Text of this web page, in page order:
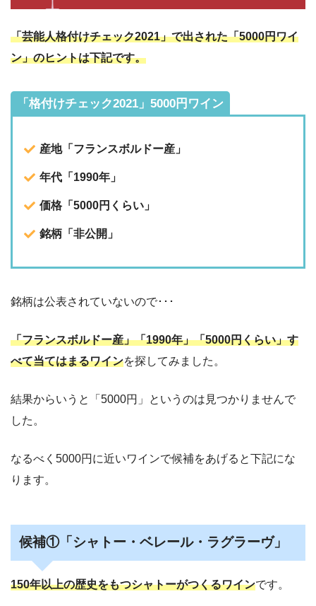
「芸能人格付けチェック2021」で出された「5000円ワイ
ン」のヒントは下記です。
「格付けチェック2021」5000円ワイン
産地「フランスボルドー産」
年代「1990年」
価格「5000円くらい」
銘柄「非公開」
銘柄は公表されていないので･･･
「フランスボルドー産」「1990年」「5000円くらい」す
べて当てはまるワインを探してみました。
結果からいうと「5000円」というのは見つかりませんで
した。
なるべく5000円に近いワインで候補をあげると下記にな
ります。
候補①「シャトー・ベレール・ラグラーヴ」
150年以上の歴史をもつシャトーがつくるワインです。